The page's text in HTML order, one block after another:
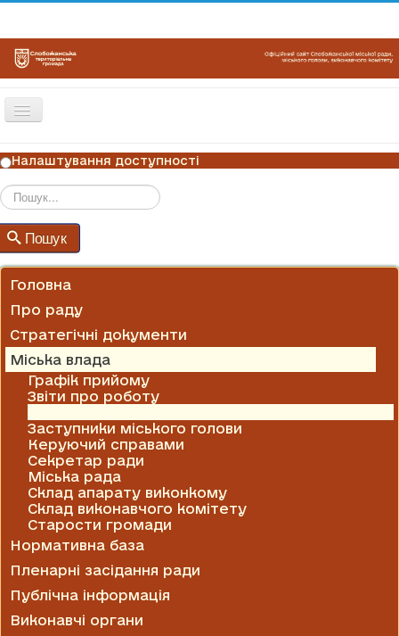
Перемикач
ГОЛОВНА
НОВИНИ
ОГОЛОШЕННЯ
ГРАФІКИ ПРИЙОМУ
Налаштування доступності
Пошук
Головна
Про раду
Стратегічні документи
Міська влада
Графік прийому
Звіти про роботу
Заступники міського голови
Керуючий справами
Секретар ради
Міська рада
Склад апарату виконкому
Склад виконавчого комітету
Старости громади
Нормативна база
Пленарні засідання ради
Публічна інформація
Виконавчі органи